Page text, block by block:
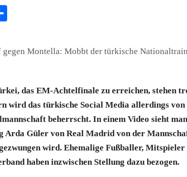
das EM-Achtelfinale zu erreichen, stehen
wird das türkische Social Media allerdings
beherrscht. In einem Video sieht
Arda Güler von Real Madrid von der
wird. Ehemalige Fußballer,
haben inzwischen Stellung dazu bezogen.